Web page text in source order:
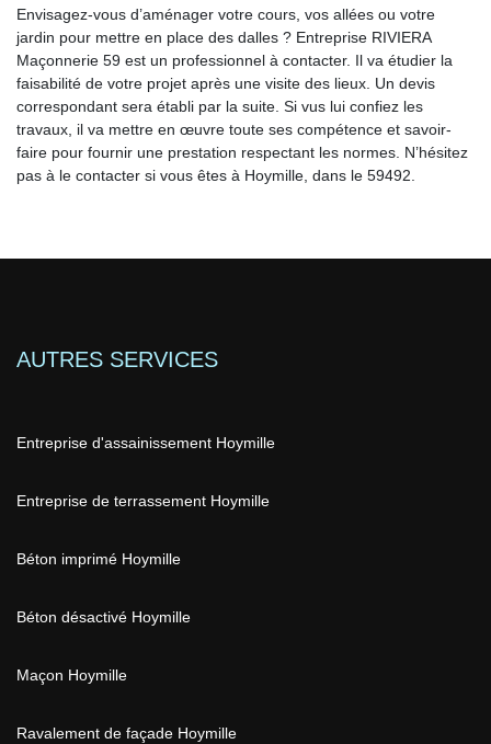
Envisagez-vous d’aménager votre cours, vos allées ou votre
jardin pour mettre en place des dalles ? Entreprise RIVIERA
Maçonnerie 59 est un professionnel à contacter. Il va étudier la
faisabilité de votre projet après une visite des lieux. Un devis
correspondant sera établi par la suite. Si vus lui confiez les
travaux, il va mettre en œuvre toute ses compétence et savoir-
faire pour fournir une prestation respectant les normes. N’hésitez
pas à le contacter si vous êtes à Hoymille, dans le 59492.
AUTRES SERVICES
Entreprise d'assainissement Hoymille
Entreprise de terrassement Hoymille
Béton imprimé Hoymille
Béton désactivé Hoymille
Maçon Hoymille
Ravalement de façade Hoymille